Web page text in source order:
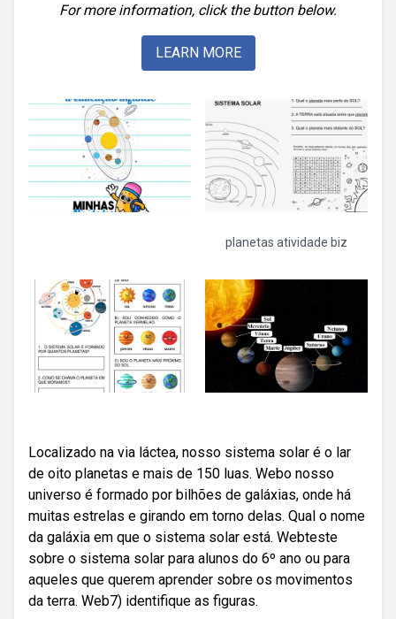
For more information, click the button below.
LEARN MORE
planetas atividade biz
Localizado na via láctea, nosso sistema solar é o lar
de oito planetas e mais de 150 luas. Webo nosso
universo é formado por bilhões de galáxias, onde há
muitas estrelas e girando em torno delas. Qual o nome
da galáxia em que o sistema solar está. Webteste
sobre o sistema solar para alunos do 6º ano ou para
aqueles que querem aprender sobre os movimentos
da terra. Web7) identifique as figuras.